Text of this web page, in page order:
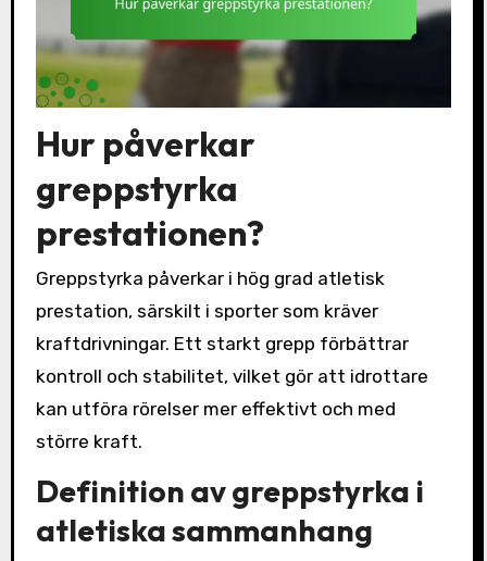
Hur påverkar
greppstyrka
prestationen?
Greppstyrka påverkar i hög grad atletisk
prestation, särskilt i sporter som kräver
kraftdrivningar. Ett starkt grepp förbättrar
kontroll och stabilitet, vilket gör att idrottare
kan utföra rörelser mer effektivt och med
större kraft.
Definition av greppstyrka i
atletiska sammanhang